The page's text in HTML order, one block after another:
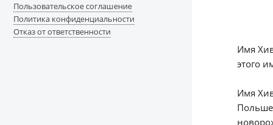
Имя
этого
Имя
Пользовательское соглашение
Политика конфиденциальности
Отказ от ответственности